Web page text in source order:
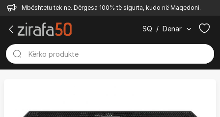
Mbështetu tek ne. Dërgesa 100% të sigurta, kudo në Maqedoni.
SQ / Denar